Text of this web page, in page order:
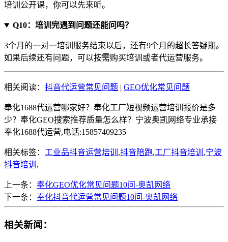
培训公开课，你可以先来听。
Q10：培训完遇到问题还能问吗？
3个月的一对一培训服务结束以后，还有9个月的超长答疑期。
如果后续还有问题，可以按需购买培训或者代运营服务。
相关阅读： 抖音代运营常见问题 | GEO优化常见问题
奉化1688代运营哪家好？奉化工厂短视频运营培训报价是多
少？奉化GEO搜索推荐质量怎么样？宁波奥凯网络专业承接
奉化1688代运营,电话:15857409235
相关标签： 工业品抖音运营培训 ,抖音陪跑,工厂抖音培训 ,宁波
抖音培训 ,
上一条： 奉化GEO优化常见问题10问-奥凯网络
下一条： 奉化抖音代运营常见问题10问-奥凯网络
相关新闻：